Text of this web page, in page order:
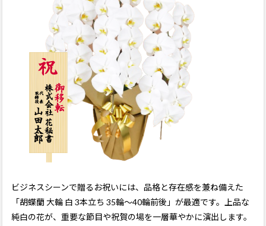
ビジネスシーンで贈るお祝いには、品格と存在感を兼ね備えた
「胡蝶蘭 大輪 白 3本立ち 35輪〜40輪前後」が最適です。上品な
純白の花が、重要な節目や祝賀の場を一層華やかに演出します。